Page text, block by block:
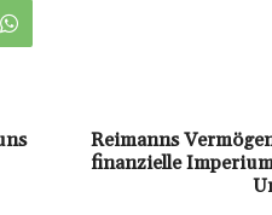
Reimanns
finanzielle